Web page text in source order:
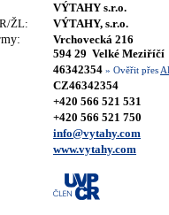
VÝTAHY s.r.o.
ŽL:
VÝTAHY, s.r.o.
Vrchovecká 216
594 29 Velké Meziříčí
46342354 » Ověřit přes
CZ46342354
+420 566 521 531
+420 566 521 750
info@vytahy.com
www.vytahy.com